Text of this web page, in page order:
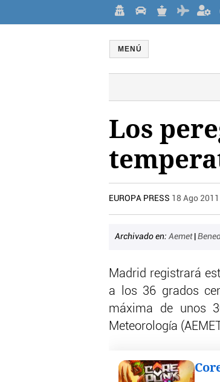
MENÚ
Los
EUROPA PRESS 18 Ago 2011
Archivado en: Aemet
Madrid registrará
a los 36 grados
máxima de unos
Meteorología